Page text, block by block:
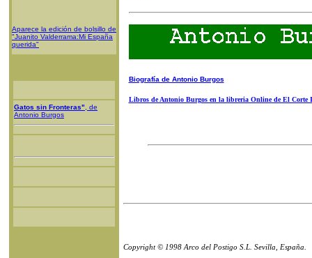
Aparece la edición de bolsillo de
"Juanito Valderrama:Mi España
querida"
Gatos sin Fronteras" , de
Antonio Burgos
Biografía de Antonio Burgos
Libros de Antonio Burgos en la libreria Online de El Corte
Copyright © 1998 Arco del Postigo S.L. Sevilla, España.